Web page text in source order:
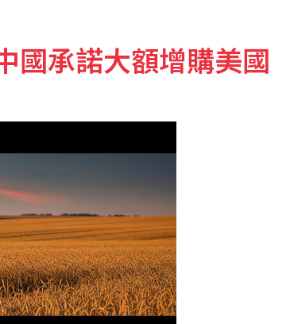
日本社福面臨考驗
2.3元
國承諾大額增購美國